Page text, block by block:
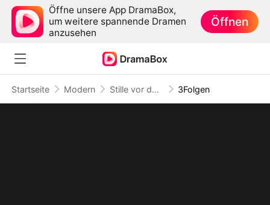
Öffne unsere App DramaBox,
um weitere spannende Dramen
anzusehen
Öffnen
Startseite Modern Stille vor dem letzten Wort 3Folgen